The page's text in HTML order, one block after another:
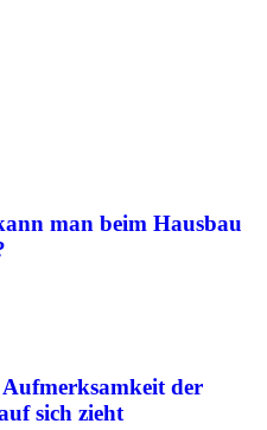
man beim Hausbau
der
sich zieht